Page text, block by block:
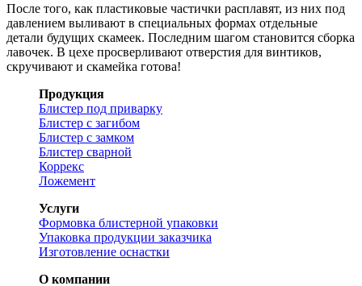
После того, как пластиковые частички расплавят, из них под
давлением выливают в специальных формах отдельные
детали будущих скамеек. Последним шагом становится сборка
лавочек. В цехе просверливают отверстия для винтиков,
скручивают и скамейка готова!
Продукция
Блистер под приварку
Блистер с загибом
Блистер с замком
Блистер сварной
Коррекс
Ложемент
Услуги
Формовка блистерной упаковки
Упаковка продукции заказчика
Изготовление оснастки
О компании